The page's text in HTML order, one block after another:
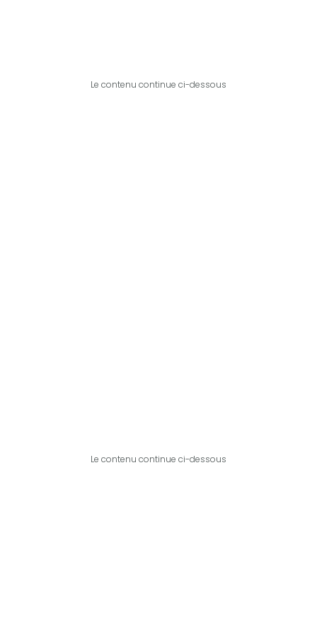
Le contenu continue ci-dessous
Le contenu continue ci-dessous